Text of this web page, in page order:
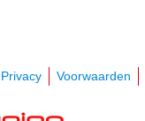
Privacy Voorwaarden